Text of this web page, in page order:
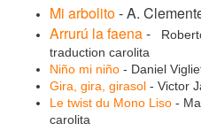
Mi arbolito- A.
Arrurú la faena-
traduction carolita
Niño mi niño - Daniel
Gira, gira, girasol - Victor
Le twist du Mono Liso -
carolita